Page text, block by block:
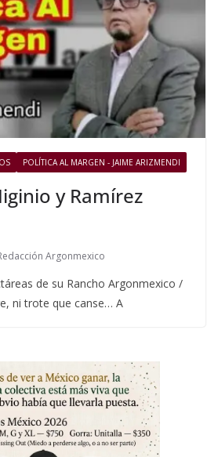
POLÍTICA AL MARGEN - JAIME ARIZMENDI
y Ramírez
Argonmexico
de su Rancho Argonmexico /
ni trote que canse… A